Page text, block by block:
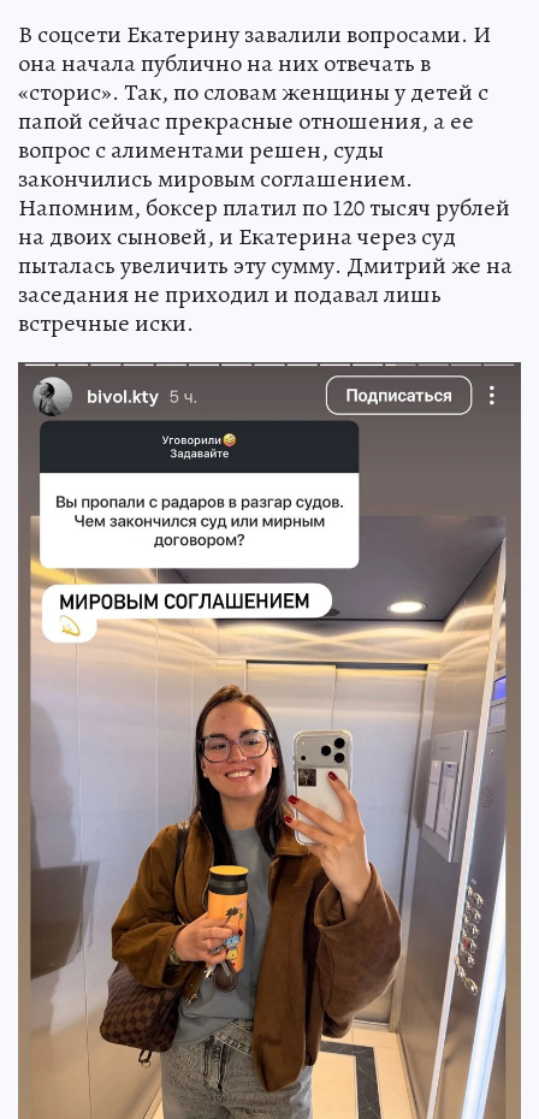
В соцсети Екатерину завалили вопросами. И
она начала публично на них отвечать в
«сторис». Так, по словам женщины у детей с
папой сейчас прекрасные отношения, а ее
вопрос с алиментами решен, суды
закончились мировым соглашением.
Напомним, боксер платил по 120 тысяч рублей
на двоих сыновей, и Екатерина через суд
пыталась увеличить эту сумму. Дмитрий же на
заседания не приходил и подавал лишь
встречные иски.